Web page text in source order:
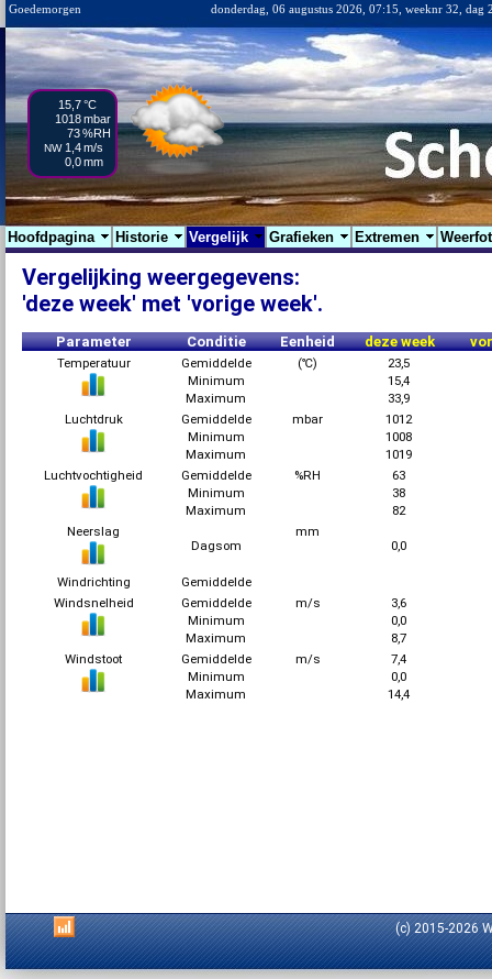
Goedemorgen donderdag, 06 augustus 2026, 07:15, weeknr 32, dag
15,7°C
1018mbar
73%RH
NW1,4m/s
0,0mm
Hoofdpagina Historie Vergelijk Grafieken Extremen
Vergelijking weergegevens:
'deze week' met 'vorige week'.
Parameter Conditie Eenheid deze week
Temperatuur Gemiddelde (℃)
23,5
Minimum
15,4
Maximum
33,9
Luchtdruk
Gemiddelde mbar
1012
Minimum
1008
Maximum
1019
Luchtvochtigheid
Gemiddelde %RH
63
Minimum
38
Maximum
82
Neerslag
Dagsom
mm
0,0
Windrichting
Gemiddelde
Windsnelheid
Gemiddelde m/s
3,6
Minimum
0,0
Maximum
8,7
Windstoot
Gemiddelde m/s
7,4
Minimum
0,0
Maximum
14,4
(c) 2015-2026